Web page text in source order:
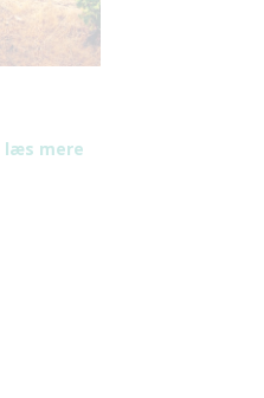
læs mere